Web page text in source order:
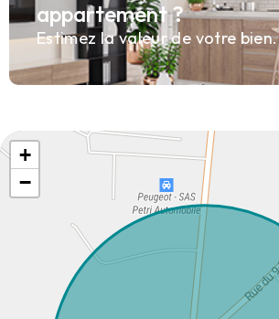
appartement ?
Estimez la valeur de votre bien.
+
−